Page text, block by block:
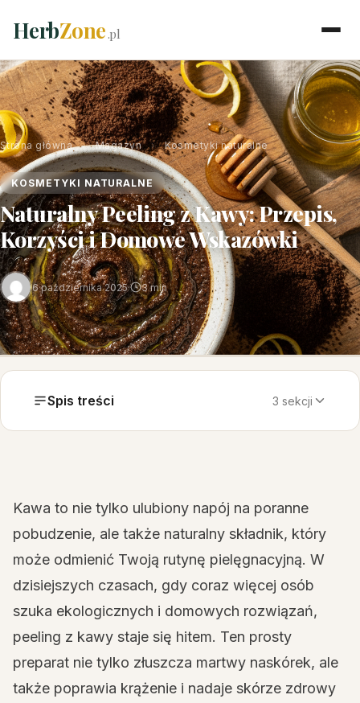
HerbZone.pl
Strona główna › Magazyn › Kosmetyki naturalne
KOSMETYKI NATURALNE
Naturalny Peeling z Kawy: Przepis,
Korzyści i Domowe Wskazówki
6 października 2025· 3 min
Spis treści 3 sekcji
Kawa to nie tylko ulubiony napój na poranne
pobudzenie, ale także naturalny składnik, który
może odmienić Twoją rutynę pielęgnacyjną. W
dzisiejszych czasach, gdy coraz więcej osób
szuka ekologicznych i domowych rozwiązań,
peeling z kawy staje się hitem. Ten prosty
preparat nie tylko złuszcza martwy naskórek, ale
także poprawia krążenie i nadaje skórze zdrowy